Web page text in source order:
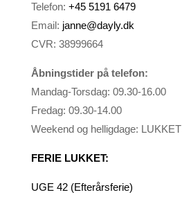
Telefon: +45 5191 6479
Email: janne@dayly.dk
CVR: 38999664
Åbningstider på telefon:
Mandag-Torsdag: 09.30-16.00
Fredag: 09.30-14.00
Weekend og helligdage: LUKKET
FERIE LUKKET:
UGE 42 (Efterårsferie)